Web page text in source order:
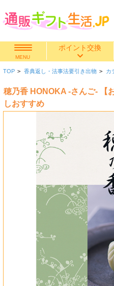
MENU
ポイント交換
快気祝い
香典返し
結婚内祝い
初盆・新盆
TOP > 香典返し・法事法要引き出物 > カ
穂乃香 HONOKA -さんご- 【
しおすすめ